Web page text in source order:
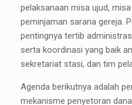
pelaksanaan misa ujud,
peminjaman sarana gereja.
pentingnya tertib
serta koordinasi yang baik
sekretariat stasi, dan tim
Agenda berikutnya adalah
mekanisme penyetoran